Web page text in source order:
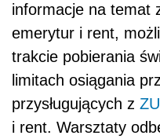
informacje na temat
emerytur i rent,
trakcie pobierania
limitach osiągania
przysługujących z
i rent. Warsztaty